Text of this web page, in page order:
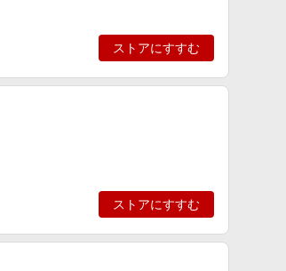
ストアにすすむ
ストアにすすむ